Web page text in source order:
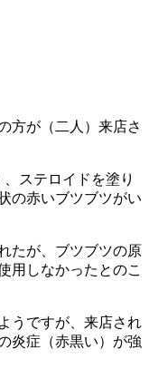
方が（二人）来店さ
ステロイドを塗り
の赤いブツブツがい
たが、ブツブツの原
用しなかったとのこ
うですが、来店され
炎症（赤黒い）が強